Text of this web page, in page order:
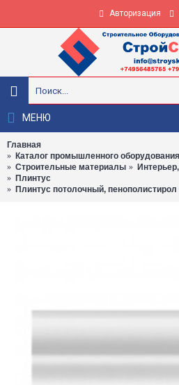
Авторизация
МЕНЮ
Главная
Каталог промышленного
Строительные материалы
Плинтус
Плинтус потолочный,